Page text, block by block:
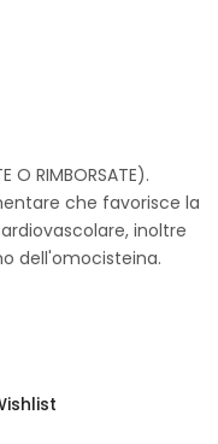
O RIMBORSATE).
che favorisce la
inoltre
dell'omocisteina.